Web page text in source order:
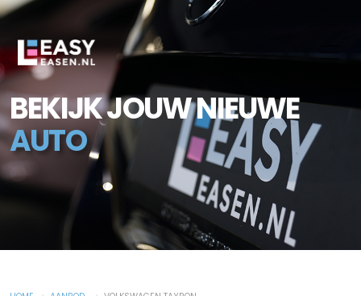
BEKIJK JOUW NIEUWE
AUTO